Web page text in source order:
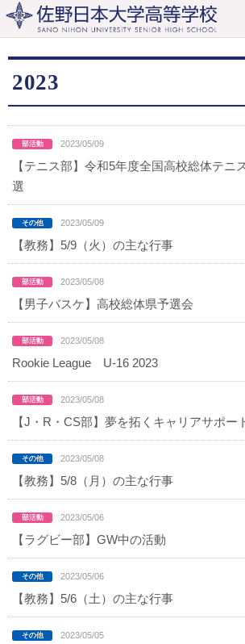
2023
2023/05/09
【テニス部】令和5年度全国高校総体テニ
選
2023/05/09
【教務】5/9（火）の主な行事
2023/05/08
【男子バスケ】高校総体県予選会
2023/05/08
Rookie League U-16 2023
2023/05/08
【J・R・CS部】夢を拓くキャリアサポー
2023/05/08
【教務】5/8（月）の主な行事
2023/05/06
【ラグビー部】GW中の活動
2023/05/06
【教務】5/6（土）の主な行事
2023/05/05